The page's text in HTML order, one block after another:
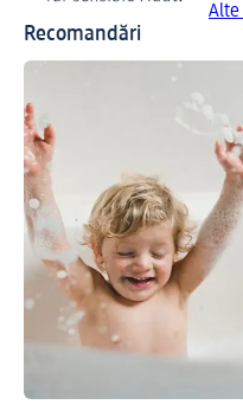
Alte
Recomandări